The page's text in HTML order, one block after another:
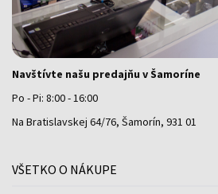
Navštívte našu predajňu v Šamoríne
Po - Pi: 8:00 - 16:00
Na Bratislavskej 64/76, Šamorín, 931 01
VŠETKO O NÁKUPE